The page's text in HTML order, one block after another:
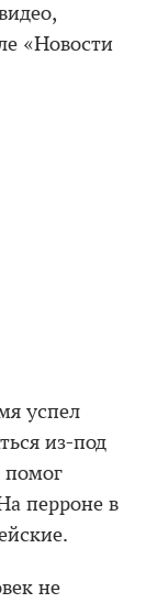
«Новости
успел
из-под
помог
перроне в
не